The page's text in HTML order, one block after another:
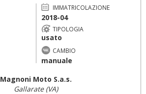
IMMATRICOLAZIONE
2018-04
TIPOLOGIA
usato
CAMBIO
manuale
Magnoni Moto S.a.s.
Gallarate (VA)